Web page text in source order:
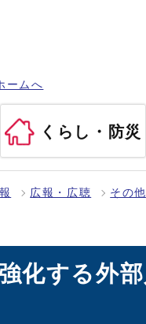
ームへ
くらし・防災
広報・広聴 その
化する外